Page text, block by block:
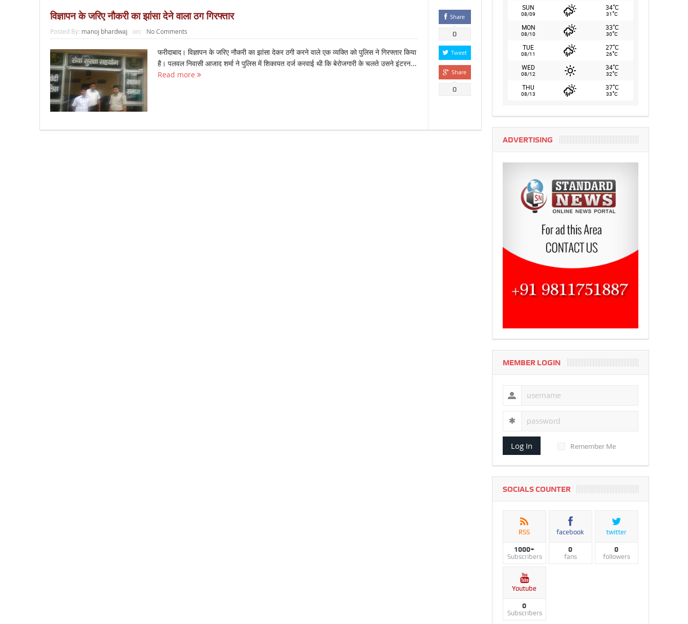
विज्ञापन के जरिए नौकरी का झांसा देने वाला ठग गिरफ्तार
Posted By: manoj bhardwaj on: No Comments
फरीदाबाद। विज्ञापन के जरिए नौकरी का झांसा देकर ठगी करने वाले एक व्यक्ति को पुलिस ने गिरफ्तार किया
है। पलवल निवासी आजाद शर्मा ने पुलिस में शिकायत दर्ज करवाई थी कि बेरोजगारी के चलते उसने इंटरन...
Read more
Share
0
Tweet
Share
0
SUN
08/09
34°C
31°C
MON
08/10
33°C
30°C
TUE
08/11
27°C
26°C
WED
08/12
34°C
32°C
THU
08/13
37°C
33°C
ADVERTISING
MEMBER LOGIN
Log In Remember Me
SOCIALS COUNTER
RSS
1000+
Subscribers
facebook
0
fans
twitter
0
followers
Youtube
0
Subscribers